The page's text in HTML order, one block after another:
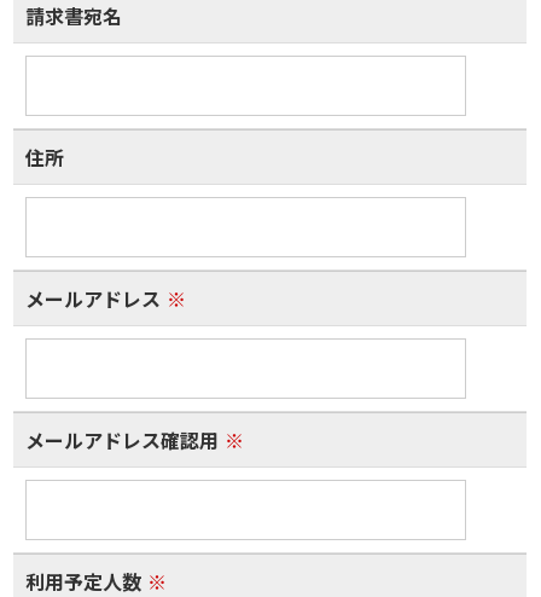
請求書宛名
住所
メールアドレス ※
メールアドレス確認用 ※
利用予定人数 ※